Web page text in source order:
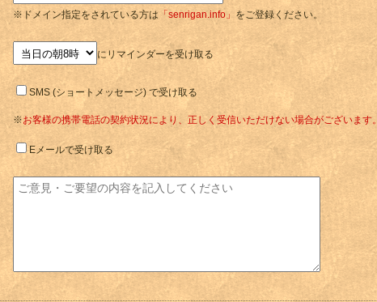
※ドメイン指定をされている方は 「senrigan.info」 をご登録ください。
にリマインダーを受け取る
SMS (ショートメッセージ) で受け取る
※お客様の携帯電話の契約状況により、正しく受信いただけない場合がございます。
Eメールで受け取る